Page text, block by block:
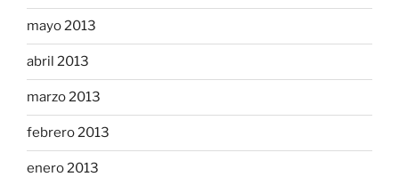
mayo 2013
abril 2013
marzo 2013
febrero 2013
enero 2013